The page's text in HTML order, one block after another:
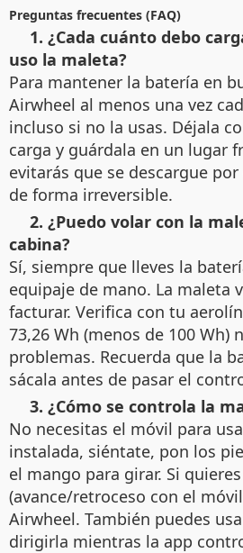
Preguntas frecuentes (FAQ)
1. ¿Cada cuánto debo
uso la maleta?
Para mantener la batería en
Airwheel al menos una vez
incluso si no la usas. Déjala
carga y guárdala en un lugar
evitarás que se descargue
de forma irreversible.
2. ¿Puedo volar con la
cabina?
Sí, siempre que lleves la
equipaje de mano. La maleta
facturar. Verifica con tu
73,26 Wh (menos de 100 Wh)
problemas. Recuerda que la
sácala antes de pasar el
3. ¿Cómo se controla la
No necesitas el móvil para
instalada, siéntate, pon los
el mango para girar. Si
(avance/retroceso con el
Airwheel. También puedes
dirigirla mientras la app